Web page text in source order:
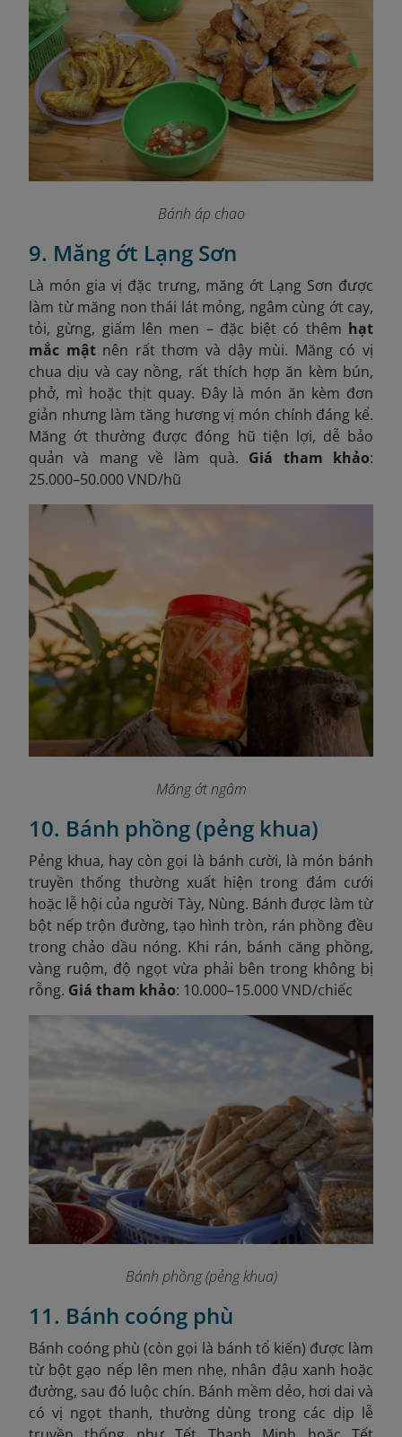
Bánh áp chao
9. Măng ớt Lạng Sơn
Là món gia vị đặc trưng, măng ớt Lạng Sơn được
làm từ măng non thái lát mỏng, ngâm cùng ớt cay,
tỏi, gừng, giấm lên men – đặc biệt có thêm hạt
mắc mậtnên rất thơm và dậy mùi. Măng có vị
chua dịu và cay nồng, rất thích hợp ăn kèm bún,
phở, mì hoặc thịt quay. Đây là món ăn kèm đơn
giản nhưng làm tăng hương vị món chính đáng kể.
Măng ớt thường được đóng hũ tiện lợi, dễ bảo
quản và mang về làm quà. Giá tham khảo:
25.000–50.000 VND/hũ
Măng ớt ngâm
10. Bánh phồng (pẻng khua)
Pẻng khua, hay còn gọi là bánh cười, là món bánh
truyền thống thường xuất hiện trong đám cưới
hoặc lễ hội của người Tày, Nùng. Bánh được làm từ
bột nếp trộn đường, tạo hình tròn, rán phồng đều
trong chảo dầu nóng. Khi rán, bánh căng phồng,
vàng ruộm, độ ngọt vừa phải bên trong không bị
rỗng. Giá tham khảo: 10.000–15.000 VND/chiếc
Bánh phồng (pẻng khua)
11. Bánh coóng phù
Bánh coóng phù (còn gọi là bánh tổ kiến) được làm
từ bột gạo nếp lên men nhẹ, nhân đậu xanh hoặc
đường, sau đó luộc chín. Bánh mềm dẻo, hơi dai và
có vị ngọt thanh, thường dùng trong các dịp lễ